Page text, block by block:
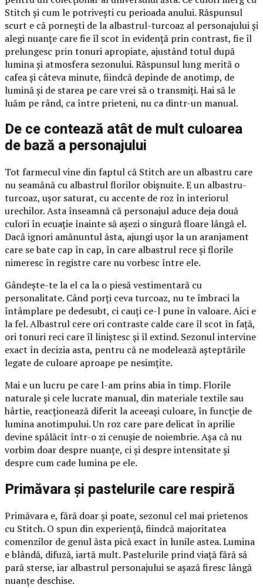
Stitch și cum le potrivești cu perioada anului. Răspunsul
scurt e că pornești de la albastrul-turcoaz al personajului și
alegi nuanțe care fie îl scot în evidență prin contrast, fie îl
prelungesc prin tonuri apropiate, ajustând totul după
lumina și atmosfera sezonului. Răspunsul lung merită o
cafea și câteva minute, fiindcă depinde de anotimp, de
lumină și de starea pe care vrei să o transmiți. Hai să le
luăm pe rând, ca între prieteni, nu ca dintr-un manual.
De ce contează atât de mult culoarea
de bază a personajului
Tot farmecul vine din faptul că Stitch are un albastru care
nu seamănă cu albastrul florilor obișnuite. E un albastru-
turcoaz, ușor saturat, cu accente de roz în interiorul
urechilor. Asta înseamnă că personajul aduce deja două
culori în ecuație înainte să așezi o singură floare lângă el.
Dacă ignori amănuntul ăsta, ajungi ușor la un aranjament
care se bate cap în cap, în care albastrul rece și florile
nimeresc în registre care nu vorbesc între ele.
Gândește-te la el ca la o piesă vestimentară cu
personalitate. Când porți ceva turcoaz, nu te îmbraci la
întâmplare pe dedesubt, ci cauți ce-l pune în valoare. Aici e
la fel. Albastrul cere ori contraste calde care îl scot în față,
ori tonuri reci care îl liniștesc și îl extind. Sezonul intervine
exact în decizia asta, pentru că ne modelează așteptările
legate de culoare aproape pe nesimțite.
Mai e un lucru pe care l-am prins abia în timp. Florile
naturale și cele lucrate manual, din materiale textile sau
hârtie, reacționează diferit la aceeași culoare, în funcție de
lumina anotimpului. Un roz care pare delicat în aprilie
devine spălăcit într-o zi cenușie de noiembrie. Așa că nu
vorbim doar despre nuanțe, ci și despre intensitate și
despre cum cade lumina pe ele.
Primăvara și pastelurile care respiră
Primăvara e, fără doar și poate, sezonul cel mai prietenos
cu Stitch. O spun din experiență, fiindcă majoritatea
comenzilor de genul ăsta pică exact în lunile astea. Lumina
e blândă, difuză, iartă mult. Pastelurile prind viață fără să
pară sterse, iar albastrul personajului se așază firesc lângă
nuanțe deschise.